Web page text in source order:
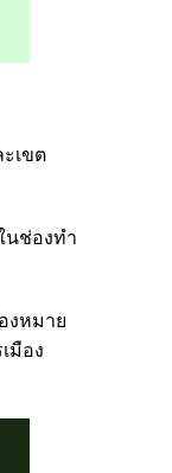
เขต
นช่องทำ
งหมาย
มือง